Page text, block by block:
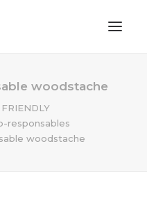
woodstache
FRIENDLY
responsables
woodstache